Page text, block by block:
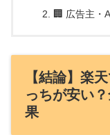
🏢 広告主・
【結論】楽
っちが安い
果